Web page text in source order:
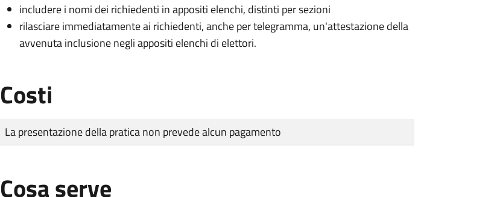
includere i nomi dei richiedenti in appositi elenchi, distinti per sezioni
rilasciare immediatamente ai richiedenti, anche per telegramma, un'attestazione della
avvenuta inclusione negli appositi elenchi di elettori.
Costi
Tipo di pagamento
Importo
La presentazione della pratica non prevede alcun pagamento
Cosa serve